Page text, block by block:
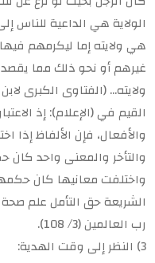
الولاية هي الداعية للناس
هي ولايته إما ليكرمهم
غيرهم أو نحو ذلك مما
القيم في (الإعلام): إذ
والأفعال، فإن الألفاظ إذا
والتأخر والمعنى واحد كان
واختلفت معانيها كان
الشريعة حق التأمل علم
رب العالمين (3/ 108).
3) النظر إلى وقت الهدية: